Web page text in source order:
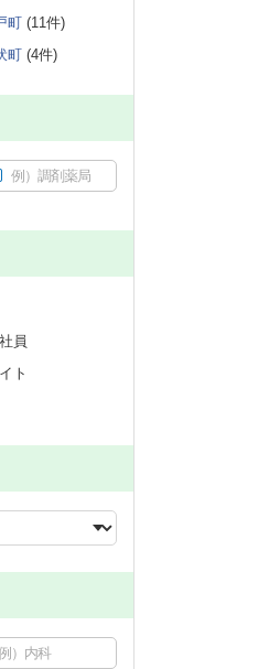
町 (11件)
町 (4件)
例）調剤薬局
員
ト
）内科